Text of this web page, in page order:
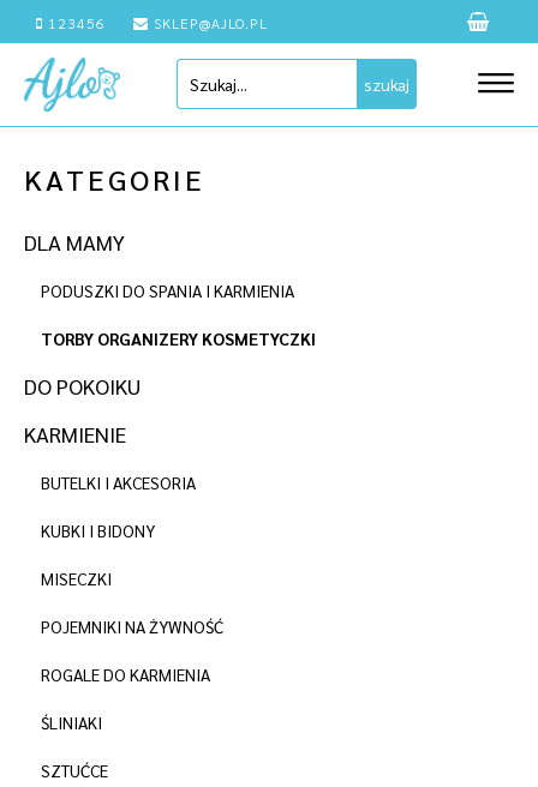
123456 SKLEP@AJLO.PL
szukaj
KATEGORIE
DLA MAMY
PODUSZKI DO SPANIA I KARMIENIA
TORBY ORGANIZERY KOSMETYCZKI
DO POKOIKU
KARMIENIE
BUTELKI I AKCESORIA
KUBKI I BIDONY
MISECZKI
POJEMNIKI NA ŻYWNOŚĆ
ROGALE DO KARMIENIA
ŚLINIAKI
SZTUĆCE